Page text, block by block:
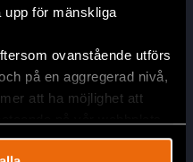
för mänskliga
ovanstående utförs
på en aggregerad nivå,
att ha möjlighet att
Database som är ett
används för att
av intagnas upplevelser